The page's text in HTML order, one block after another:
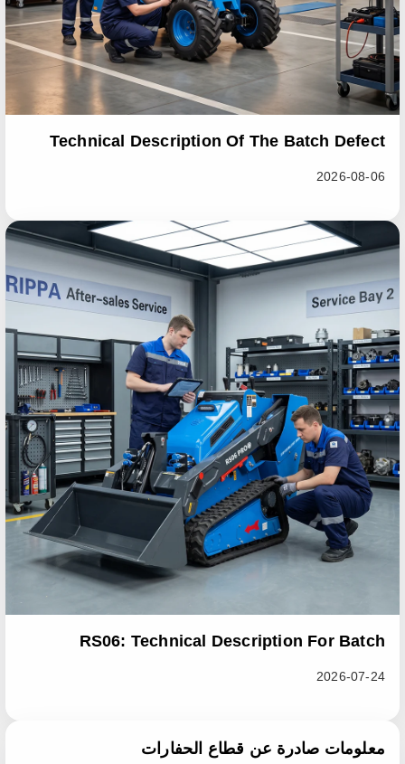
Technical Description Of The Batch Defect
2026-08-06
RS06: Technical Description For Batch
2026-07-24
معلومات صادرة عن قطاع الحفارات